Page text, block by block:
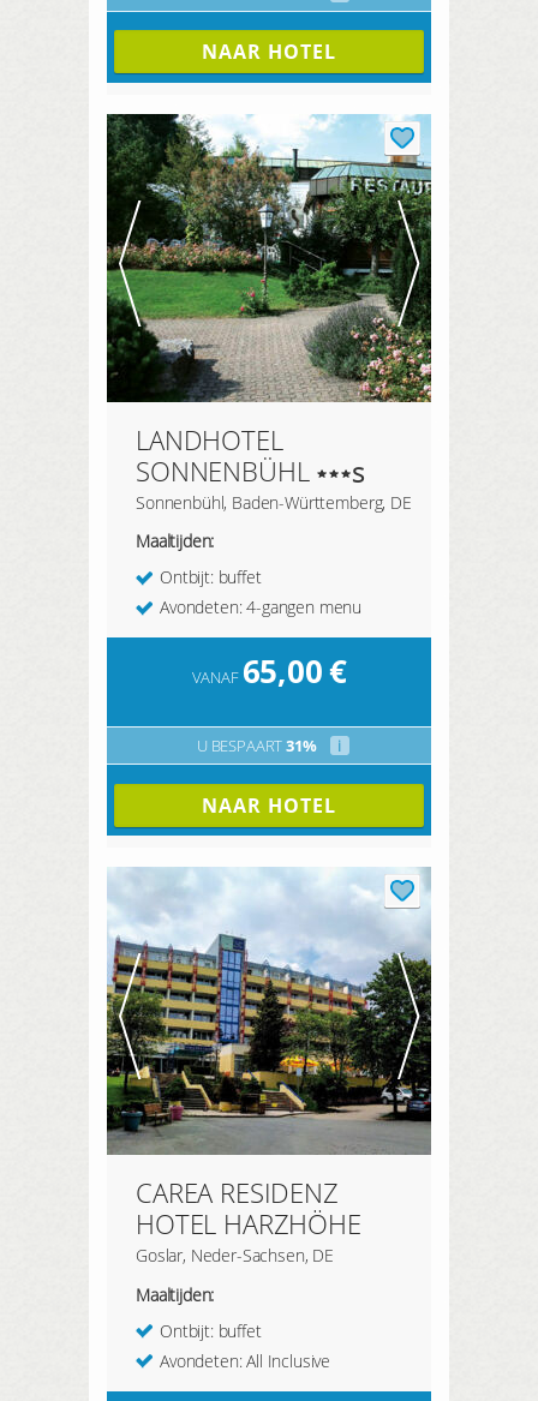
NAAR HOTEL
LANDHOTEL
SONNENBÜHL
s
Sonnenbühl, Baden-Württemberg, DE
Maaltijden:
Ontbijt: buffet
Avondeten: 4-gangen menu
VANAF 65,00€
U BESPAART31% i
NAAR HOTEL
CAREA RESIDENZ
HOTEL HARZHÖHE
Goslar, Neder-Sachsen, DE
Maaltijden:
Ontbijt: buffet
Avondeten: All Inclusive